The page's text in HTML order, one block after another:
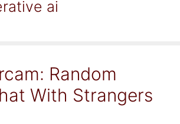
ai
Random
With Strangers